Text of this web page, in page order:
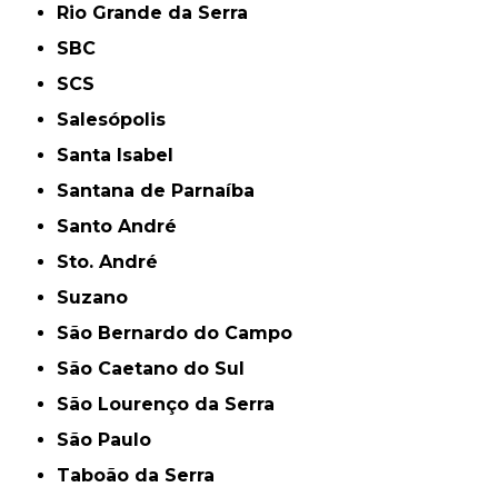
Rio Grande da Serra
SBC
SCS
Salesópolis
Santa Isabel
Santana de Parnaíba
Santo André
Sto. André
Suzano
São Bernardo do Campo
São Caetano do Sul
São Lourenço da Serra
São Paulo
Taboão da Serra